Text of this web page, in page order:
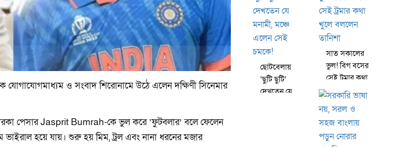
ও সংবাদ শিরোনামে উঠে এলেন দক্ষিণী সিনেমার
পেসার Jasprit Bumrah-কে ভুল করে ‘ফুটবলার’ বলে ফেলেন
হয়ে যায়। শুরু হয় মিম, ট্রল এবং নানা ধরনের মজার
ছোটবেলায়
‘ছুটি ছুটি’
দেখতেন যে
সাত সকালের
ভুল! বিগ বসের
সেই ট্রমার কথা
খুলে বললেন
তানিশা